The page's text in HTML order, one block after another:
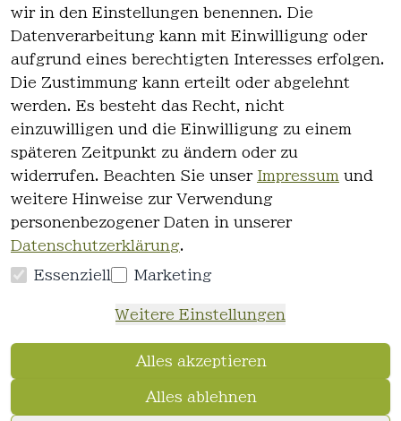
wir in den Einstellungen benennen. Die
Datenverarbeitung kann mit Einwilligung oder
aufgrund eines berechtigten Interesses erfolgen.
Die Zustimmung kann erteilt oder abgelehnt
werden. Es besteht das Recht, nicht
einzuwilligen und die Einwilligung zu einem
späteren Zeitpunkt zu ändern oder zu
widerrufen. Beachten Sie unser Impressum und
weitere Hinweise zur Verwendung
personenbezogener Daten in unserer
Datenschutzerklärung.
Essenziell Marketing
Weitere Einstellungen
Alles akzeptieren
Alles ablehnen
es
AGB
Datenschutz
Widerrufsre
cht
Kontakt
Kontakt
Registrieren
widerrufen